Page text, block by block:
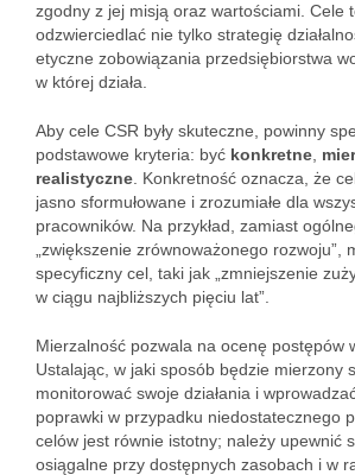
zgodny z jej misją oraz wartościami. Cele
odzwierciedlać nie tylko strategię
etyczne zobowiązania przedsiębiorstwa
w której działa.
Aby cele CSR były skuteczne, powinny
podstawowe kryteria: być konkretne
realistyczne . Konkretność oznacza, że
jasno sformułowane i zrozumiałe dla
pracowników. Na przykład, zamiast
„zwiększenie zrównoważonego rozwoju”,
specyficzny cel, taki jak „zmniejszenie
w ciągu najbliższych pięciu lat”.
Mierzalność pozwala na ocenę postępów
Ustalając, w jaki sposób będzie mierzony
monitorować swoje działania i
poprawki w przypadku niedostatecznego
celów jest równie istotny; należy upewnić
osiągalne przy dostępnych zasobach i w